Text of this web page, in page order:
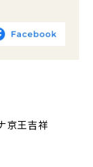
京王吉祥